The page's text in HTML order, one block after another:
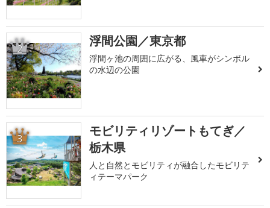
2 浮間公園／東京都
浮間ヶ池の周囲に広がる、風車がシンボル
の水辺の公園
3
モビリティリゾートもてぎ／
栃木県
人と自然とモビリティが融合したモビリテ
ィテーマパーク